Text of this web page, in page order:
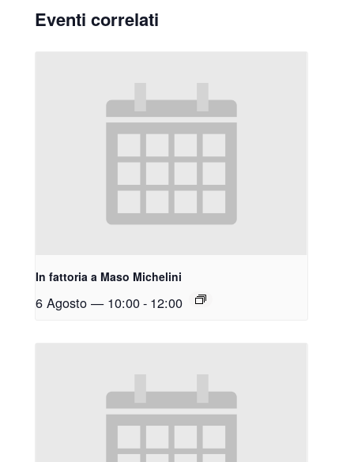
Eventi correlati
In fattoria a Maso Michelini
6 Agosto — 10:00- 12:00